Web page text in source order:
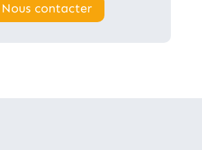
Nous contacter